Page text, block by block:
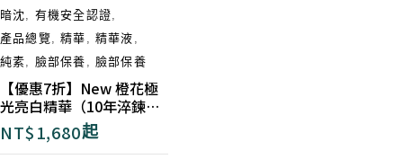
暗沈
有機安全認證
產品總覽 ,精華 ,精華液
純素
臉部保養 臉部保養
【優惠7折】New 橙花極
光亮白精華（10年淬鍊
版）​
NT$1,680起